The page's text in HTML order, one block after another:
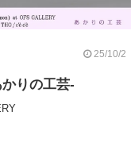
25/10/2
りの工芸-